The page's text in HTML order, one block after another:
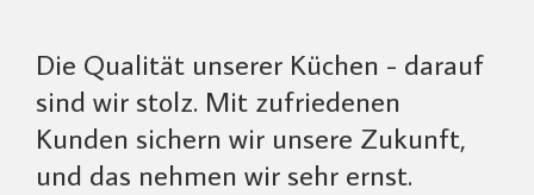
Die Qualität unserer Küchen - darauf
sind wir stolz. Mit zufriedenen
Kunden sichern wir unsere Zukunft,
und das nehmen wir sehr ernst.